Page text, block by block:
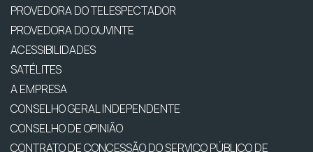
PROVEDORA DO TELESPECTADOR
PROVEDORA DO OUVINTE
ACESSIBILIDADES
SATÉLITES
A EMPRESA
CONSELHO GERAL INDEPENDENTE
CONSELHO DE OPINIÃO
CONTRATO DE CONCESSÃO DO SERVIÇO PÚBLICO DE